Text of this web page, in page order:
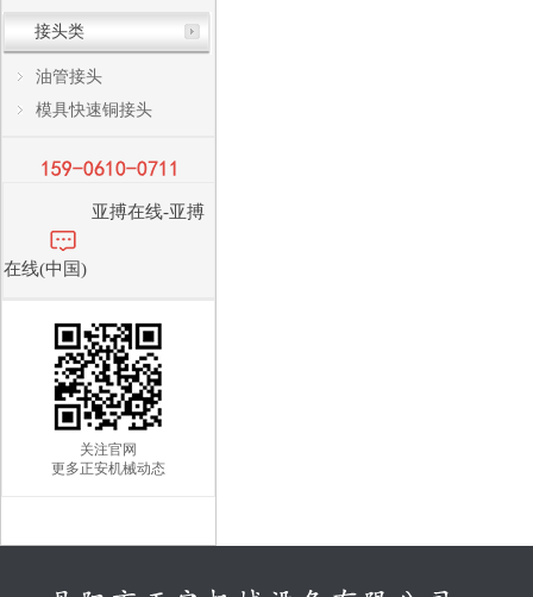
接头类
油管接头
模具快速铜接头
亚搏在线-亚搏
在线(中国)
关注官网
更多正安机械动态